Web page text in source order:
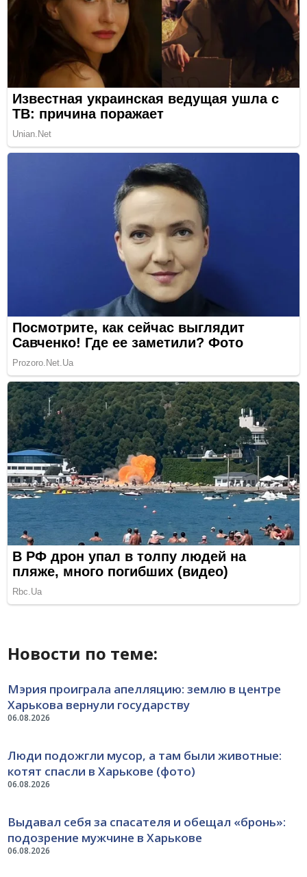
Новости по теме:
06.08.2026
Мэрия проиграла апелляцию: землю в центре
Харькова вернули государству
06.08.2026
Люди подожгли мусор, а там были животные:
котят спасли в Харькове (фото)
06.08.2026
Выдавал себя за спасателя и обещал «бронь»:
подозрение мужчине в Харькове